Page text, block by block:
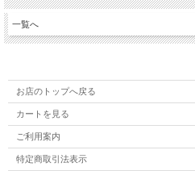
一覧へ
お店のトップへ戻る
カートを見る
ご利用案内
特定商取引法表示